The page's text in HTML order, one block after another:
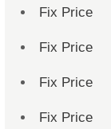
Fix Price
Fix Price
Fix Price
Fix Price